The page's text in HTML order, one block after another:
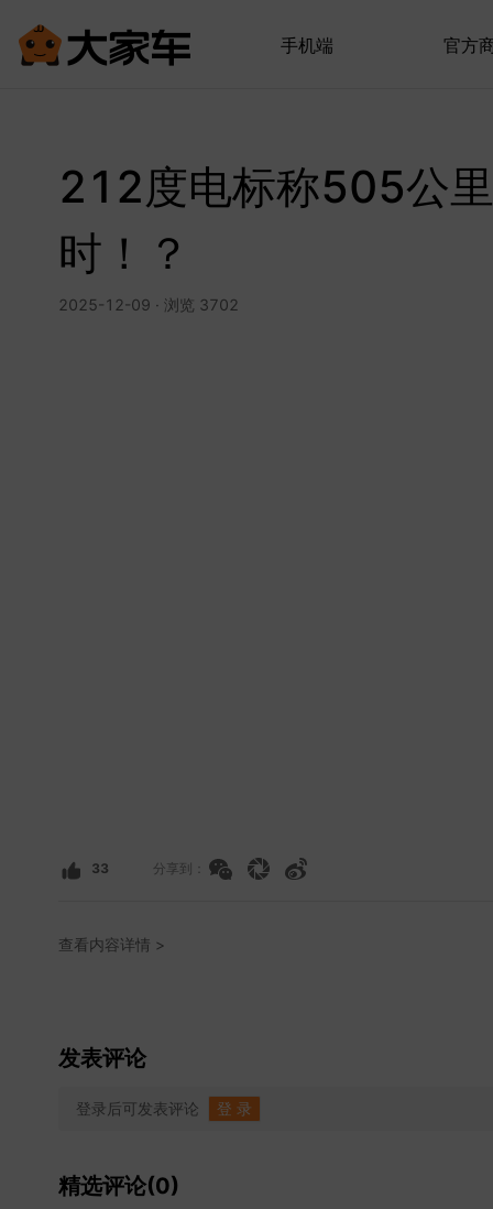
手机端 官方
212度电标称505公
时！？
2025-12-09 · 浏览 3702
33 分享到：
查看内容详情 >
发表评论
登录后可发表评论 登 录
精选评论(0)